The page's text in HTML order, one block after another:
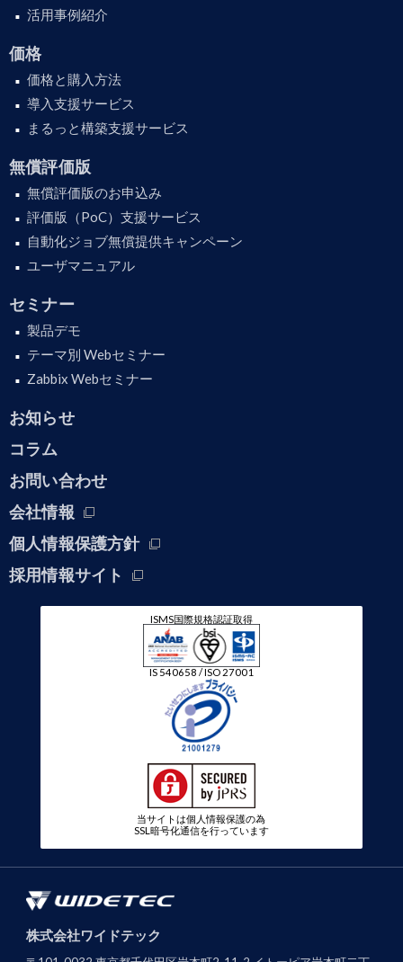
活用事例紹介
価格
価格と購入方法
導入支援サービス
まるっと構築支援サービス
無償評価版
無償評価版のお申込み
評価版（PoC）支援サービス
自動化ジョブ無償提供キャンペーン
ユーザマニュアル
セミナー
製品デモ
テーマ別 Webセミナー
Zabbix Webセミナー
お知らせ
コラム
お問い合わせ
会社情報
個人情報保護方針
採用情報サイト
ISMS国際規格認証取得
IS 540658 / ISO 27001
当サイトは個人情報保護の為
SSL暗号化通信を行っています
株式会社ワイドテック